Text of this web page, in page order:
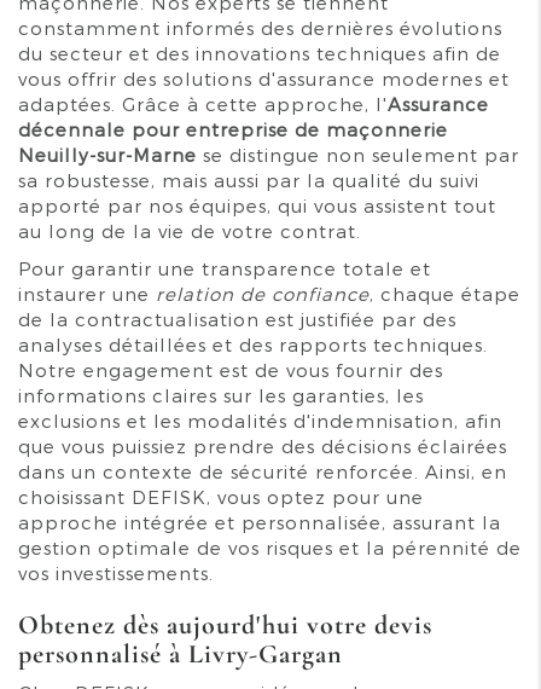
constamment informés des dernières évolutions
du secteur et des innovations techniques afin de
vous offrir des solutions d'assurance modernes et
adaptées. Grâce à cette approche, l'Assurance
décennale pour entreprise de maçonnerie
Neuilly-sur-Marne se distingue non seulement par
sa robustesse, mais aussi par la qualité du suivi
apporté par nos équipes, qui vous assistent tout
au long de la vie de votre contrat.
Pour garantir une transparence totale et
instaurer une relation de confiance, chaque étape
de la contractualisation est justifiée par des
analyses détaillées et des rapports techniques.
Notre engagement est de vous fournir des
informations claires sur les garanties, les
exclusions et les modalités d'indemnisation, afin
que vous puissiez prendre des décisions éclairées
dans un contexte de sécurité renforcée. Ainsi, en
choisissant DEFISK, vous optez pour une
approche intégrée et personnalisée, assurant la
gestion optimale de vos risques et la pérennité de
vos investissements.
Obtenez dès aujourd'hui votre devis
personnalisé à Livry-Gargan